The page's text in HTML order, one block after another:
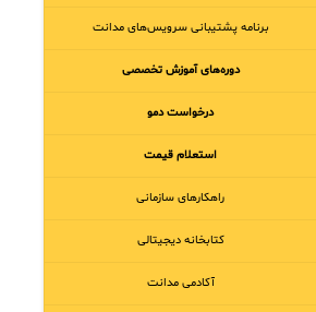
برنامه‌ پشتیبانی سرویس‌های مدانت
دوره‌های آموزش تخصصی
درخواست دمو
استعلام قیمت
راهکارهای سازمانی
کتابخانه دیجیتالی
آکادمی مدانت